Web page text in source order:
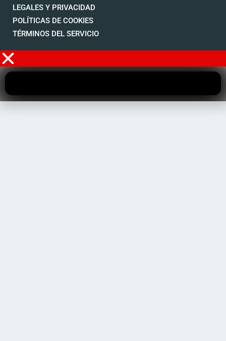
LEGALES Y PRIVACIDAD
POLÍTICAS DE COOKIES
TÉRMINOS DEL SERVICIO